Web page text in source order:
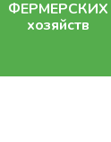
ФЕРМЕРСКИХ
хозяйств